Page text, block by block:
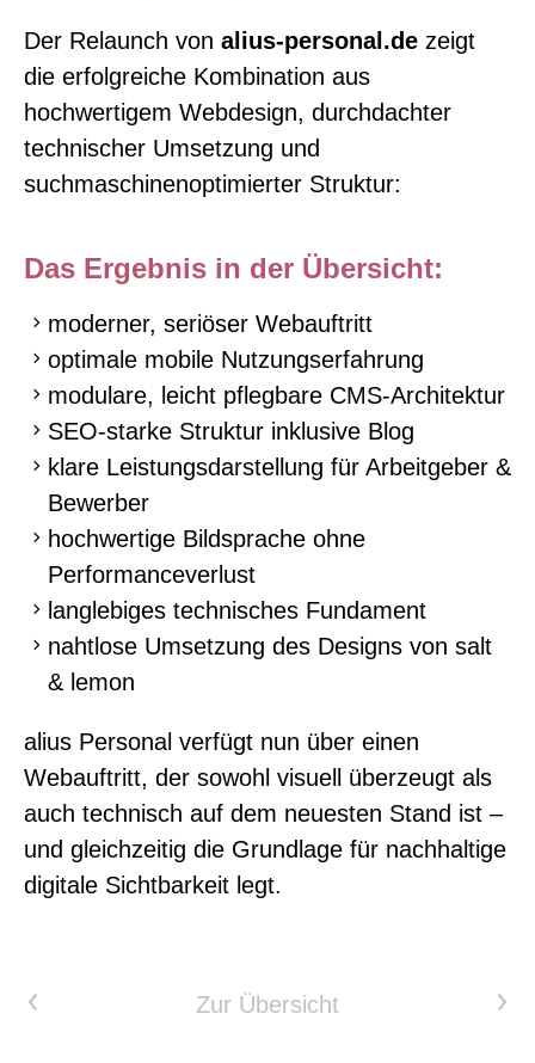
Der Relaunch von alius-personal.de zeigt
die erfolgreiche Kombination aus
hochwertigem Webdesign, durchdachter
technischer Umsetzung und
suchmaschinenoptimierter Struktur:
Das Ergebnis in der Übersicht:
moderner, seriöser Webauftritt
optimale mobile Nutzungserfahrung
modulare, leicht pflegbare CMS-Architektur
SEO-starke Struktur inklusive Blog
klare Leistungsdarstellung für Arbeitgeber &
Bewerber
hochwertige Bildsprache ohne
Performanceverlust
langlebiges technisches Fundament
nahtlose Umsetzung des Designs von salt
& lemon
alius Personal verfügt nun über einen
Webauftritt, der sowohl visuell überzeugt als
auch technisch auf dem neuesten Stand ist –
und gleichzeitig die Grundlage für nachhaltige
digitale Sichtbarkeit legt.
Vorheriger ArtikelZur Übersicht Nächster Artikel